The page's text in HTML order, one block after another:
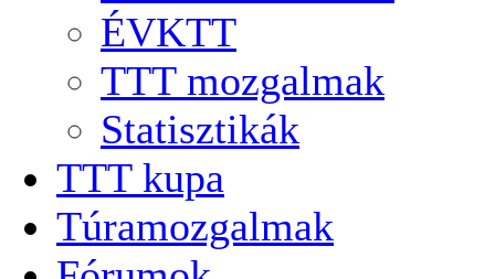
ÉVKTT
TTT mozgalmak
Statisztikák
TTT kupa
Túramozgalmak